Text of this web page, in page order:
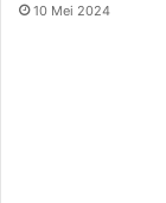
10 Mei 2024